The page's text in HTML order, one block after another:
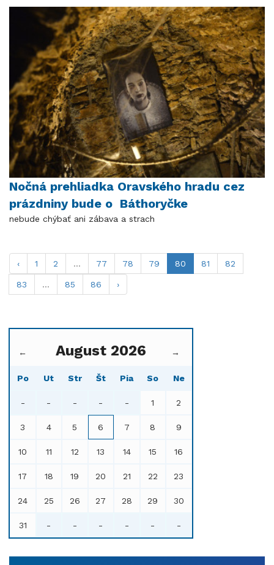
Nočná prehliadka Oravského hradu cez
prázdniny bude o Báthoryčke
nebude chýbať ani zábava a strach
‹ 1 2 ... 77 78 79 80 81 82
83 ... 85 86 ›
← August 2026 →
Po Ut Str Št Pia So Ne
- - - - - 1 2
3 4 5 6 7 8 9
10 11 12 13 14 15 16
17 18 19 20 21 22 23
24 25 26 27 28 29 30
31 - - - - - -